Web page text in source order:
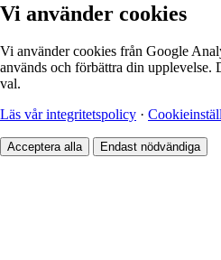
Vi använder cookies
Vi använder cookies från Google
används och förbättra din upplevelse.
val.
Läs vår integritetspolicy ·
Acceptera alla Endast nödvändiga